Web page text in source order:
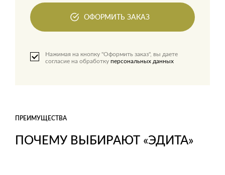
ОФОРМИТЬ ЗАКАЗ
Нажимая на кнопку "Оформить заказ", вы даете
согласие на обработку персональных данных
ПОЧЕМУ ВЫБИРАЮТ «ЭДИТА»
ПРЕИМУЩЕСТВА